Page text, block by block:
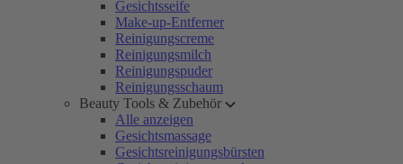
Gesichtsseife
Make-up-Entferner
Reinigungscreme
Reinigungsmilch
Reinigungspuder
Reinigungsschaum
Beauty Tools & Zubehör
Alle anzeigen
Gesichtsmassage
Gesichtsreinigungsbürsten